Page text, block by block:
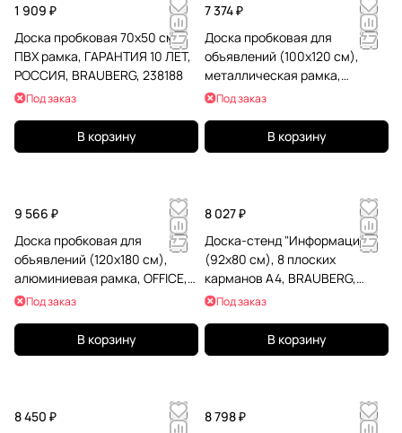
1 909 ₽
Доска пробковая 70х50 см,
ПВХ рамка, ГАРАНТИЯ 10 ЛЕТ,
РОССИЯ, BRAUBERG, 238188
Под заказ
В корзину
7 374 ₽
Доска пробковая для
объявлений (100х120 см),
металлическая рамка,
BOARDSYS, П*120
Под заказ
В корзину
9 566 ₽
Доска пробковая для
объявлений (120x180 см),
алюминиевая рамка, OFFICE,
"2х3", TCA1218
Под заказ
В корзину
8 027 ₽
Доска-стенд "Информация"
(92х80 см), 8 плоских
карманов А4, BRAUBERG,
291099
Под заказ
В корзину
8 450 ₽
8 798 ₽